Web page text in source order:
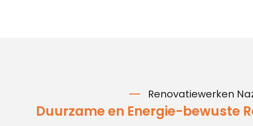
Renovatiewerken
Duurzame en Energie-bewuste